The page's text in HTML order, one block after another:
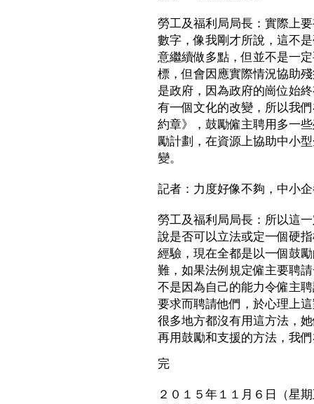
勞工及福利局局長：實際上
數字，像我剛才所說，這不
意繼續做多點，但並不是一
標，但會因應實際情況協助
是政府，因為政府的崗位始
有一個文化的改變，所以我
約章》，鼓勵僱主聘用多一
勵計劃，在資源上協助中小
變。
記者：力度好像不夠，中小
勞工及福利局局長：所以這
說是否可以立法或定一個硬
經驗，現在全都是以一個鼓
難，如果法例規定僱主要聘
不是因為自己的能力令僱主
要求而聘請他們，於心理上
很多地方都沒有用這方法，
再用鼓勵和支援的方法，我
完
２０１５年１１月６日（星